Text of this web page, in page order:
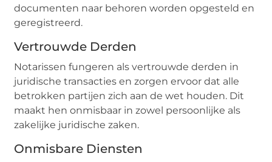
documenten naar behoren worden opgesteld en
geregistreerd.
Vertrouwde Derden
Notarissen fungeren als vertrouwde derden in
juridische transacties en zorgen ervoor dat alle
betrokken partijen zich aan de wet houden. Dit
maakt hen onmisbaar in zowel persoonlijke als
zakelijke juridische zaken.
Onmisbare Diensten